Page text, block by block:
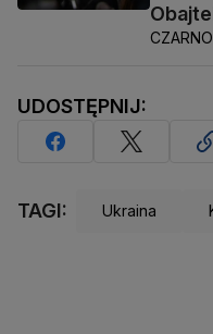
UDOSTĘPNIJ:
TAGI: Ukraina